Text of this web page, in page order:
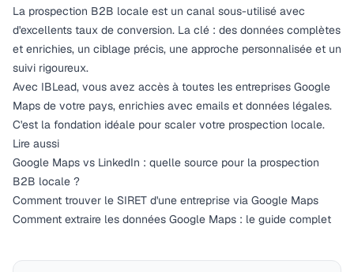
La prospection B2B locale est un canal sous-utilisé avec
d'excellents taux de conversion. La clé : des données complètes
et enrichies, un ciblage précis, une approche personnalisée et un
suivi rigoureux.
Avec IBLead, vous avez accès à toutes les entreprises Google
Maps de votre pays, enrichies avec emails et données légales.
C'est la fondation idéale pour scaler votre prospection locale.
Lire aussi
Google Maps vs LinkedIn : quelle source pour la prospection
B2B locale ?
Comment trouver le SIRET d'une entreprise via Google Maps
Comment extraire les données Google Maps : le guide complet